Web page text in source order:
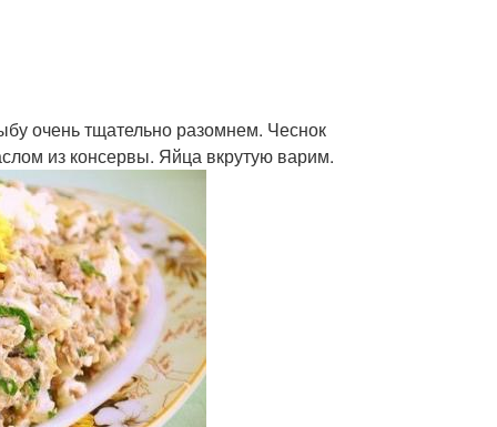
очень тщательно разомнем. Чеснок
из консервы. Яйца вкрутую варим.